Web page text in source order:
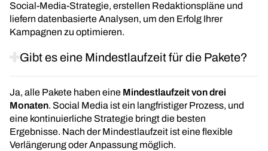
Social-Media-Strategie, erstellen Redaktionspläne und
liefern datenbasierte Analysen, um den Erfolg Ihrer
Kampagnen zu optimieren.
Gibt es eine Mindestlaufzeit für die Pakete?
Ja, alle Pakete haben eine Mindestlaufzeit von drei
Monaten. Social Media ist ein langfristiger Prozess, und
eine kontinuierliche Strategie bringt die besten
Ergebnisse. Nach der Mindestlaufzeit ist eine flexible
Verlängerung oder Anpassung möglich.